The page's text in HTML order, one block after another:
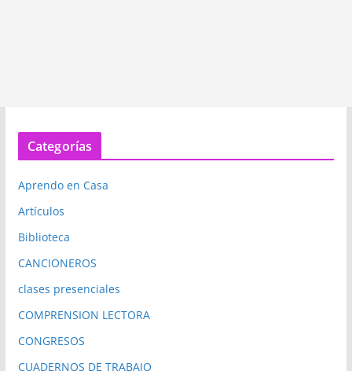
Categorías
Aprendo en Casa
Artículos
Biblioteca
CANCIONEROS
clases presenciales
COMPRENSION LECTORA
CONGRESOS
CUADERNOS DE TRABAJO